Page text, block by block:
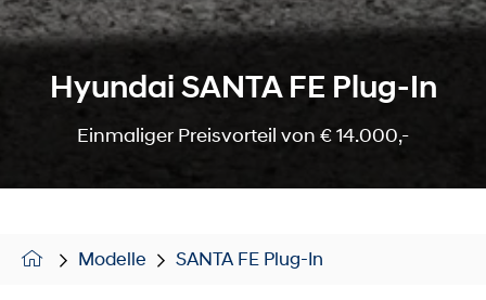
Hyundai SANTA FE Plug-In
Einmaliger Preisvorteil von € 14.000,-
Modelle SANTA FE Plug-In